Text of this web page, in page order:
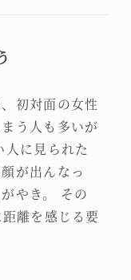
初対面の女性
う人も多いが
に見られた
が出んなっ
やき。 その
離を感じる要